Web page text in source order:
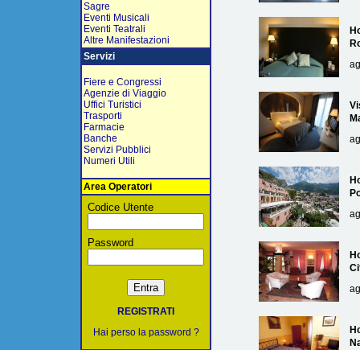
Sagre
Eventi Musicali
Eventi Teatrali
Altre Manifestazioni
Servizi
Fiere e Congressi
Agenzie di Viaggio
Uffici Turistici
Trasporti
Farmacie
Banche
Servizi Pubblici
Numeri Utili
Area Operatori
Codice Utente
Password
REGISTRATI
Hai perso la password ?